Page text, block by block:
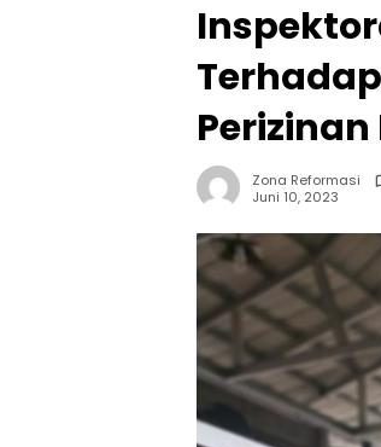
Zona Reformasi
Juni 10, 2023